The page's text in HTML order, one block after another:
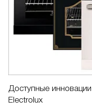
Доступные
Electrolux